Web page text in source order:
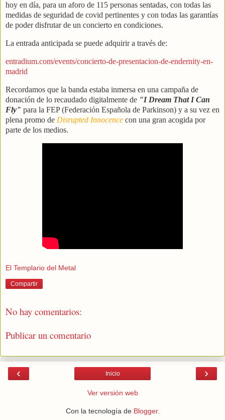
hoy en día, para un aforo de 115 personas sentadas, con todas las
medidas de seguridad de covid pertinentes y con todas las garantías
de poder disfrutar de un concierto en condiciones.
La entrada anticipada se puede adquirir a través de:
entradium.com/events/concierto-de-presentacion-de-endernity-en-
madrid
Recordamos que la banda estaba inmersa en una campaña de
donación de lo recaudado digitalmente de "I Dream That I Can
Fly" para la FEP (Federación Española de Parkinson) y a su vez en
plena promo de Disrupted Innocence con una gran acogida por
parte de los medios.
El Templario del Metal
Compartir
No hay comentarios:
Publicar un comentario
‹ ›
Inicio
Ver versión web
Con la tecnología de Blogger.